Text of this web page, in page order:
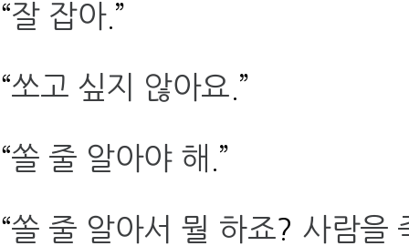
“잘 잡아.”
“쏘고 싶지 않아요 .”
“쏠 줄 알아야 해 .”
“쏠 줄 알아서 뭘 하죠? 사람을